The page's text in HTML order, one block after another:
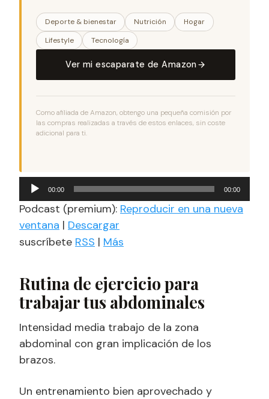
Deporte & bienestar Nutrición
Hogar
Lifestyle
Tecnología
Ver mi escaparate de Amazon
Como afiliada de Amazon, obtengo una pequeña comisión por
las compras realizadas a través de estos enlaces, sin coste
adicional para ti.
Reproductor
audio
00:00 00:00
Podcast (premium): Reproducir en una nueva
ventana | Descargar
suscríbete RSS | Más
Rutina de ejercicio para
trabajar tus abdominales
Intensidad media trabajo de la zona
abdominal con gran implicación de los
brazos.
Un entrenamiento bien aprovechado y